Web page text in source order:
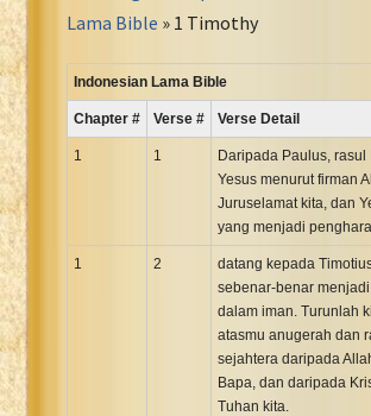
Russian Synodal 1876 Bible
Russian Synodal Bible Win-1251
Spanish RV 1909 Bible
Spanish Sag. Escrituras 1569
Swahili New Testament
Tagalog John and James
Lama Bible » 1 Timothy
Indonesian Lama Bible
Chapter # Verse # Verse Detail
1 1
Daripada Paulus, rasul
Yesus menurut firman
Juruselamat kita, dan
yang menjadi
1 2
datang kepada
sebenar-benar
dalam iman. Turunlah
atasmu anugerah dan
sejahtera daripada
Bapa, dan daripada
Tuhan kita.